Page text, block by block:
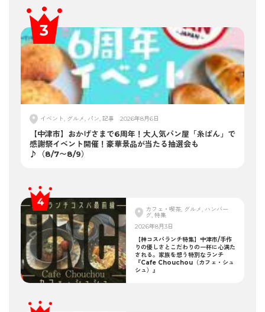
イベント, グルメ, パン, 記事 2026年8月6日
【中津市】おかげさまで6周年！大人気パン屋「糸ぱん」で
感謝祭イベント開催！豪華景品が当たる抽選会も
♪（8/7〜8/9）
カフェ・喫茶, グルメ, ハンバー
グ, 特集
2026年8月3日
【神コスパランチ特集】中津市/手作
りの優しさとこだわりの一杯に心満た
される。家族を想う特別なランチ
『Cafe Chouchou（カフェ・シュ
シュ）』